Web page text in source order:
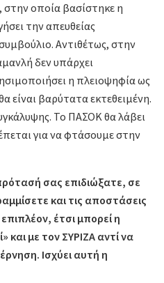
στην οποία βασίστηκε η
την απευθείας
Αντιθέτως, στην
δεν υπάρχει
η πλειοψηφία ως
είναι βαρύτατα εκτεθειμένη.
Το ΠΑΣΟΚ θα λάβει
για να φτάσουμε στην
σας επιδιώξατε, σε
και τις αποστάσεις
έτσι μπορεί η
με τον ΣΥΡΙΖΑ αντί να
Ισχύει αυτή η